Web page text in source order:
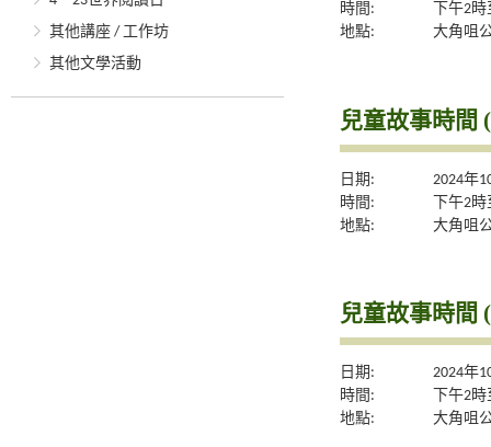
其他講座 / 工作坊
其他文學活動
時間:
下午2
地點:
大角咀
兒童故事時間
日期:
2024年
時間:
下午2
地點:
大角咀
兒童故事時間
日期:
2024年
時間:
下午2
地點:
大角咀